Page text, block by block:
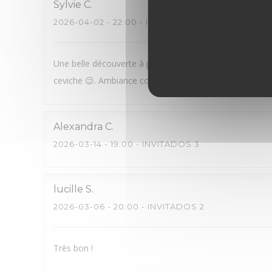
Sylvie C
2026-04-02 - 22:00 - INVITADOS 2
Une belle découverte à proximité immédiate du
ceviche 😉. Ambiance cosmopolite hyper agréable
Alexandra C
2026-03-14 - 19:00 - INVITADOS 3
lucille S
2026-03-06 - 20:00 - INVITADOS 2
Très bon !